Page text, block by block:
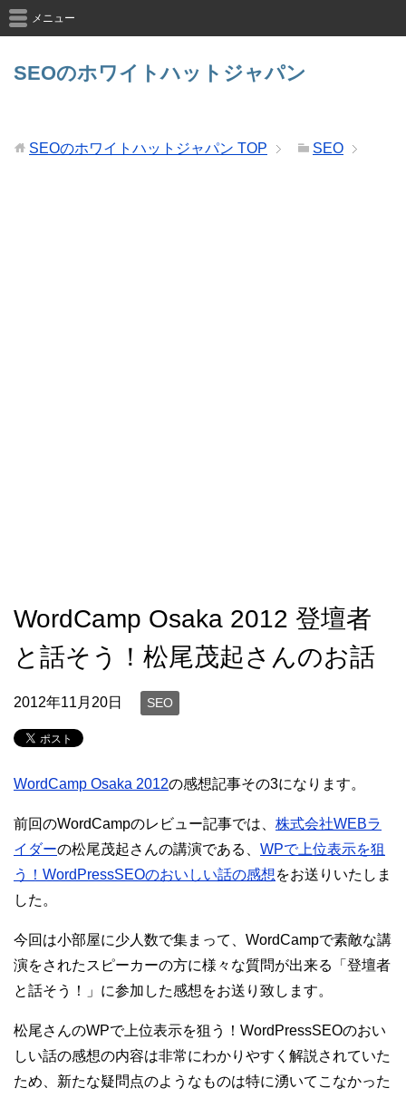
SEOのホワイトハットジャパン
メニュー
SEOのホワイトハットジャパン TOP SEO
WordCamp Osaka 2012 登壇者
と話そう！松尾茂起さんのお話
2012年11月20日 SEO
WordCamp Osaka 2012の感想記事その3になります。
前回のWordCampのレビュー記事では、 株式会社WEBラ
イダーの松尾茂起さんの講演である、 WPで上位表示を狙
う！WordPressSEOのおいしい話の感想をお送りいたしま
した。
今回は小部屋に少人数で集まって、WordCampで素敵な講
演をされたスピーカーの方に様々な質問が出来る「登壇者
と話そう！」に参加した感想をお送り致します。
松尾さんのWPで上位表示を狙う！WordPressSEOのおい
しい話の感想の内容は非常にわかりやすく解説されていた
ため、新たな疑問点のようなものは特に湧いてこなかった